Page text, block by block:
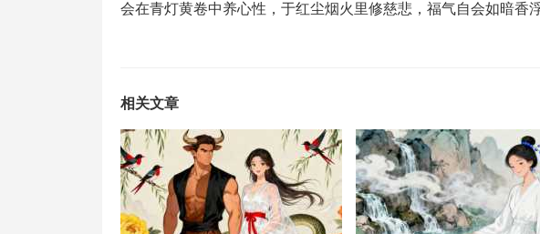
会在青灯黄卷中养心性，于红尘烟火里修慈悲，福气自会如暗香
相关文章